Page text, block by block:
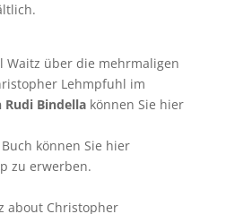
Waitz über die mehrmaligen
Lehmpfuhl im
Rudi Bindellakönnen Sie hier
können Sie hier
zu erwerben.
about Christopher